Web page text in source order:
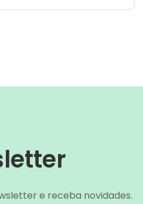
e receba novidades.